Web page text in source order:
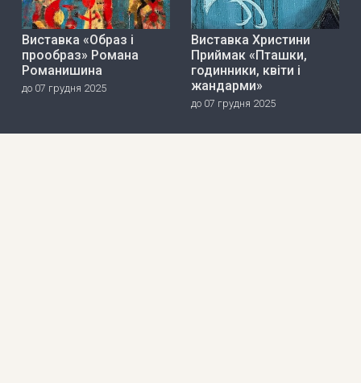
Виставка «Образ і
прообраз» Романа
Романишина
до 07 грудня 2025
Виставка Христини
Приймак «Пташки,
годинники, квіти і
жандарми»
до 07 грудня 2025